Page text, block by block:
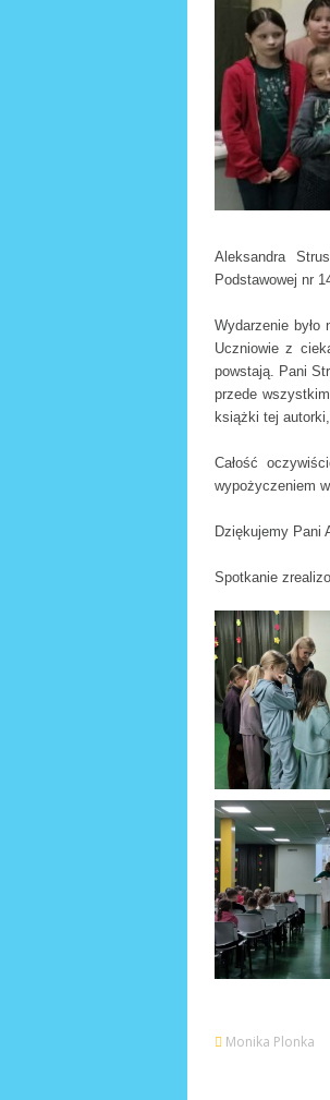
Aleksandra
Podstawowej nr
Wydarzenie było
Uczniowie z
powstają. Pani
przede
książki tej
Całość
wypożyczeniem
Dziękujemy Pani
Spotkanie
Monika Plonka